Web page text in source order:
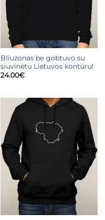
Bliuzonas be gobtuvo su
siuvinėtu Lietuvos kontūru!
24.00€